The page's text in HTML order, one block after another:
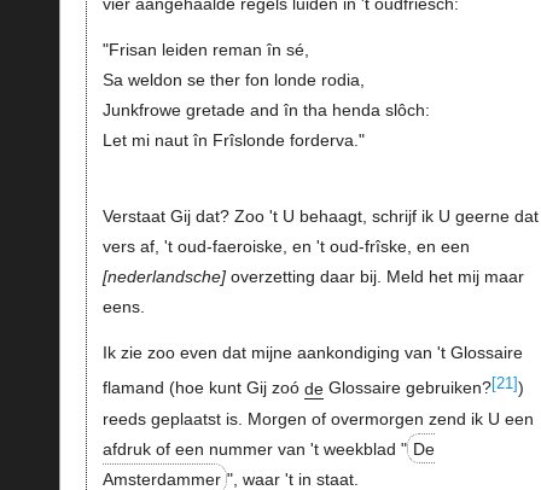
vier aangehaalde regels luiden in 't oudfriesch:
"Frisan leiden reman în sé,
Sa weldon se ther fon londe rodia,
Junkfrowe gretade and în tha henda slôch:
Let mi naut în Frîslonde forderva."
Verstaat Gij dat? Zoo 't U behaagt, schrijf ik U geerne dat
vers af, 't oud-faeroiske, en 't oud-frîske, en een
nederlandsche overzetting daar bij. Meld het mij maar
eens.
Ik zie zoo even dat mijne aankondiging van 't Glossaire
flamand (hoe kunt Gij zoó deGlossaire gebruiken?[21])
reeds geplaatst is. Morgen of overmorgen zend ik U een
afdruk of een nummer van 't weekblad " De
Amsterdammer ", waar 't in staat.